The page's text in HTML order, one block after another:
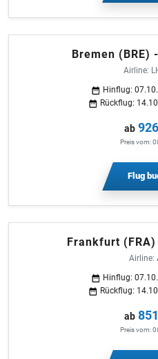
Bremen (BRE)
Airline:
Hinflug:
Rückflug:
ab
Preis vom:
Flug
Frankfurt (FRA)
Airline:
Hinflug:
Rückflug:
ab
Preis vom: